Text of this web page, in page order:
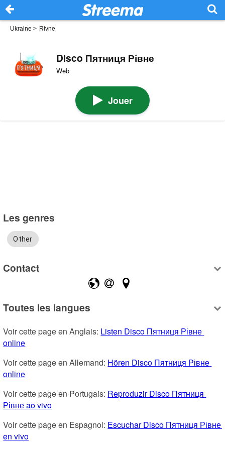
Ukraine > Rivne
Disco Пятниця Рівне
Web
Jouer
Les genres
Other
Contact
Toutes les langues
Voir cette page en Anglais: Listen Disco Пятниця Рівне
online
Voir cette page en Allemand: Hören Disco Пятниця Рівне
online
Voir cette page en Portugais: Reproduzir Disco Пятниця
Рівне ao vivo
Voir cette page en Espagnol: Escuchar Disco Пятниця Рівне
en vivo